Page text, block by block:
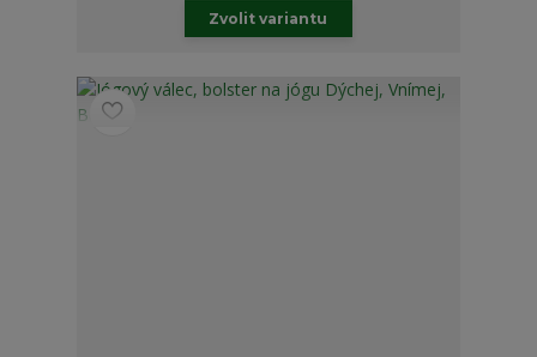
Zvolit variantu